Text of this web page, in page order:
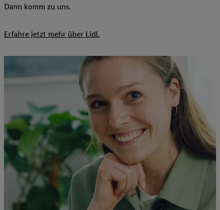
Dann komm zu uns.​
Erfahre jetzt mehr über Lidl.